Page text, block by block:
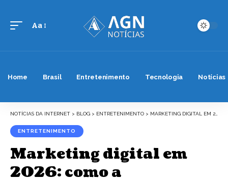
Font
Aa
Home Brasil Entretenimento Tecnologia Notícias
NOTÍCIAS DA INTERNET > BLOG > ENTRETENIMENTO > MARKETING DIGITAL EM 2026: COMO A INTELIGÊNCIA ARTIFICIAL REDEFINE O JOGO DAS MARCAS NO BRASIL
ENTRETENIMENTO
Marketing digital em
2026: como a